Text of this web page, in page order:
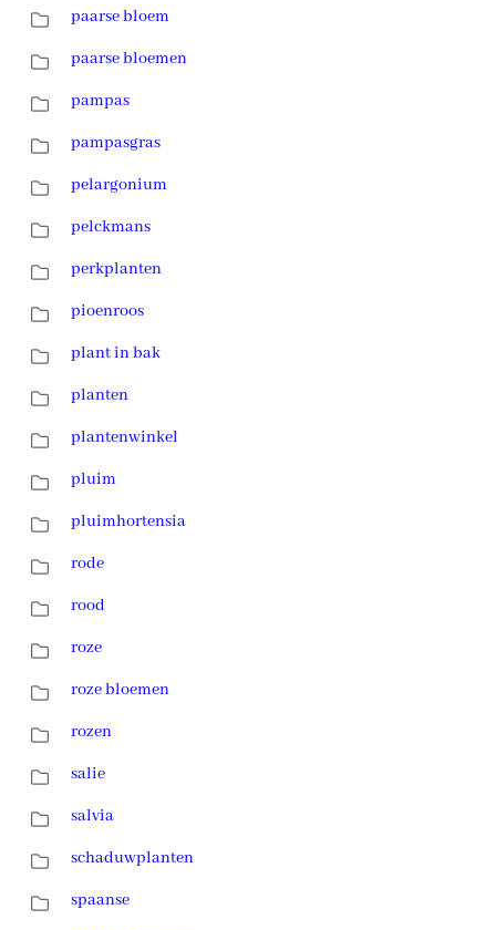
paarse bloem
paarse bloemen
pampas
pampasgras
pelargonium
pelckmans
perkplanten
pioenroos
plant in bak
planten
plantenwinkel
pluim
pluimhortensia
rode
rood
roze
roze bloemen
rozen
salie
salvia
schaduwplanten
spaanse